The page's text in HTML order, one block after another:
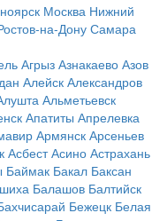
Москва Нижний
на-Дону Самара
Агрыз Азнакаево Азов
Алейск Александров
Альметьевск
Апатиты Апрелевка
Армянск Арсеньев
Асбест Асино Астрахань
Баймак Бакал Баксан
Балашов Балтийск
Бежецк Белая